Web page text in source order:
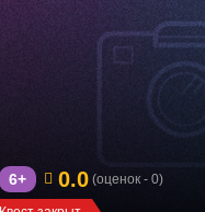
6+ 0.0 (оценок - 0)